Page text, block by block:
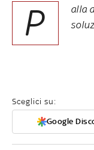
P
alla
Sceglici su:
Google